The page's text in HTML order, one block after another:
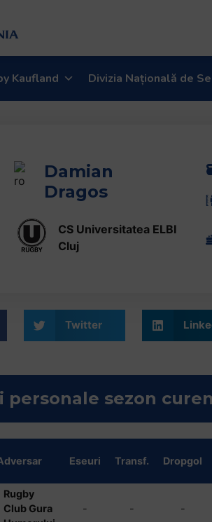
Kaufland Divizia Națională de
Damian
Dragos
CS Universitatea ELBI
Cluj
Twitter
personale sezon
Eseuri Transf. Dropgol
Rugby
Club Gura
- - -